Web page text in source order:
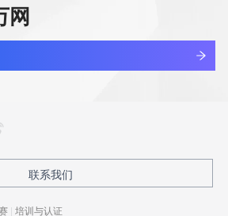
查看详情
网
联系我们
| 培训与认证